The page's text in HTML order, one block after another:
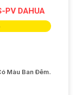
PV DAHUA
Màu Ban Ðêm.